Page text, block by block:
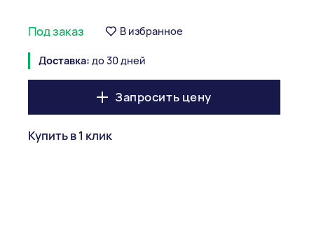
Под заказ В избранное
Доставка: до 30 дней
Запросить цену
Купить в 1 клик